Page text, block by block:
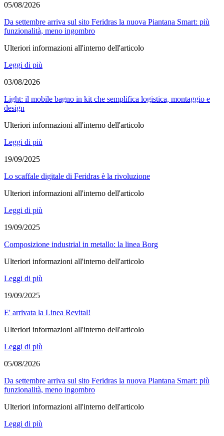
05/08/2026
Da settembre arriva sul sito Feridras la nuova Piantana Smart: più
funzionalità, meno ingombro
Ulteriori informazioni all'interno dell'articolo
Leggi di più
03/08/2026
Light: il mobile bagno in kit che semplifica logistica, montaggio e
design
Ulteriori informazioni all'interno dell'articolo
Leggi di più
19/09/2025
Lo scaffale digitale di Feridras è la rivoluzione
Ulteriori informazioni all'interno dell'articolo
Leggi di più
19/09/2025
Composizione industrial in metallo: la linea Borg
Ulteriori informazioni all'interno dell'articolo
Leggi di più
19/09/2025
E' arrivata la Linea Revital!
Ulteriori informazioni all'interno dell'articolo
Leggi di più
05/08/2026
Da settembre arriva sul sito Feridras la nuova Piantana Smart: più
funzionalità, meno ingombro
Ulteriori informazioni all'interno dell'articolo
Leggi di più